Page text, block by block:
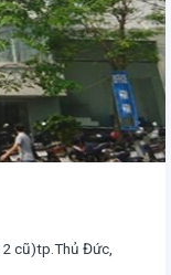
cũ)tp.Thủ Đức,